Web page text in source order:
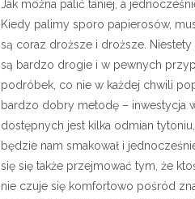
Jak można palić taniej, a
Kiedy palimy sporo papierosów,
są coraz droższe i droższe.
są bardzo drogie i w pewnych
podróbek, co nie w każdej chwili
bardzo dobry metodę – inwestycja
dostępnych jest kilka odmian
będzie nam smakował i
się się także przejmować tym, że
nie czuje się komfortowo pośród